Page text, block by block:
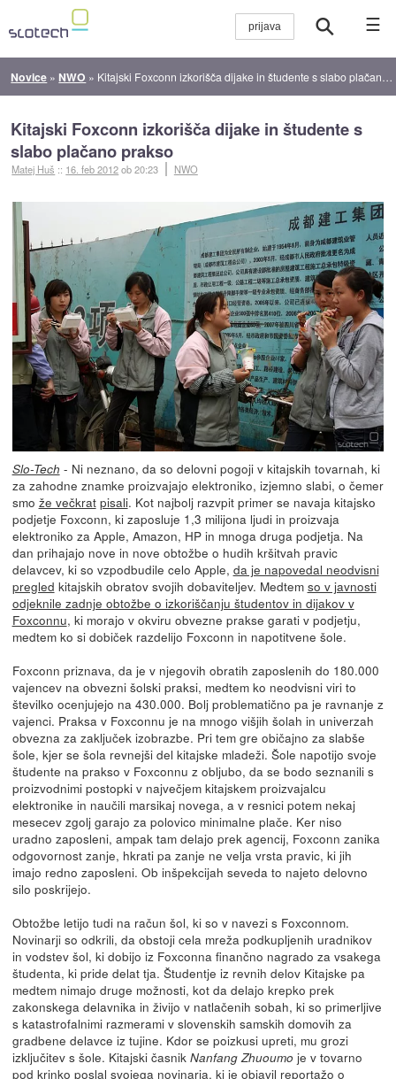
☰
Novice » NWO » Kitajski Foxconn izkorišča dijake in študente s slabo plačano prakso
Kitajski Foxconn izkorišča dijake in študente s
slabo plačano prakso
Matej Huš :: 16. feb 2012ob 20:23 NWO
Slo-Tech - Ni neznano, da so delovni pogoji v kitajskih tovarnah, ki
za zahodne znamke proizvajajo elektroniko, izjemno slabi, o čemer
smo že večkrat pisali. Kot najbolj razvpit primer se navaja kitajsko
podjetje Foxconn, ki zaposluje 1,3 milijona ljudi in proizvaja
elektroniko za Apple, Amazon, HP in mnoga druga podjetja. Na
dan prihajajo nove in nove obtožbe o hudih kršitvah pravic
delavcev, ki so vzpodbudile celo Apple, da je napovedal neodvisni
pregled kitajskih obratov svojih dobaviteljev. Medtem so v javnosti
odjeknile zadnje obtožbe o izkoriščanju študentov in dijakov v
Foxconnu, ki morajo v okviru obvezne prakse garati v podjetju,
medtem ko si dobiček razdelijo Foxconn in napotitvene šole.
Foxconn priznava, da je v njegovih obratih zaposlenih do 180.000
vajencev na obvezni šolski praksi, medtem ko neodvisni viri to
številko ocenjujejo na 430.000. Bolj problematično pa je ravnanje z
vajenci. Praksa v Foxconnu je na mnogo višjih šolah in univerzah
obvezna za zaključek izobrazbe. Pri tem gre običajno za slabše
šole, kjer se šola revnejši del kitajske mladeži. Šole napotijo svoje
študente na prakso v Foxconnu z obljubo, da se bodo seznanili s
proizvodnimi postopki v največjem kitajskem proizvajalcu
elektronike in naučili marsikaj novega, a v resnici potem nekaj
mesecev zgolj garajo za polovico minimalne plače. Ker niso
uradno zaposleni, ampak tam delajo prek agencij, Foxconn zanika
odgovornost zanje, hkrati pa zanje ne velja vrsta pravic, ki jih
imajo redno zaposleni. Ob inšpekcijah seveda to najeto delovno
silo poskrijejo.
Obtožbe letijo tudi na račun šol, ki so v navezi s Foxconnom.
Novinarji so odkrili, da obstoji cela mreža podkupljenih uradnikov
in vodstev šol, ki dobijo iz Foxconna finančno nagrado za vsakega
študenta, ki pride delat tja. Študentje iz revnih delov Kitajske pa
medtem nimajo druge možnosti, kot da delajo krepko prek
zakonskega delavnika in živijo v natlačenih sobah, ki so primerljive
s katastrofalnimi razmerami v slovenskih samskih domovih za
gradbene delavce iz tujine. Kdor se poizkusi upreti, mu grozi
izključitev s šole. Kitajski časnik Nanfang Zhuoumo je v tovarno
pod krinko poslal svojega novinarja, ki je objavil reportažo o